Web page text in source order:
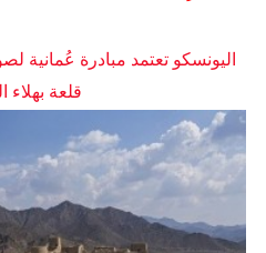
اليونسكو تعتمد مبادرة عُمانية
قلعة بهلاء